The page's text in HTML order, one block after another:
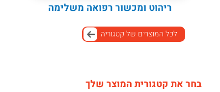
ריהוט ומכשור רפואה משלימה
לכל המוצרים של קטגוריה
בחר את קטגורית המוצר שלך